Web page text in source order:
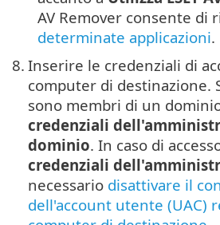
AV Remover consente di
determinate applicazioni.
8. Inserire le credenziali di
computer di destinazione.
sono membri di un
credenziali
dominio. In caso di
credenziali
necessario disattivare il
dell'account utente (UAC)